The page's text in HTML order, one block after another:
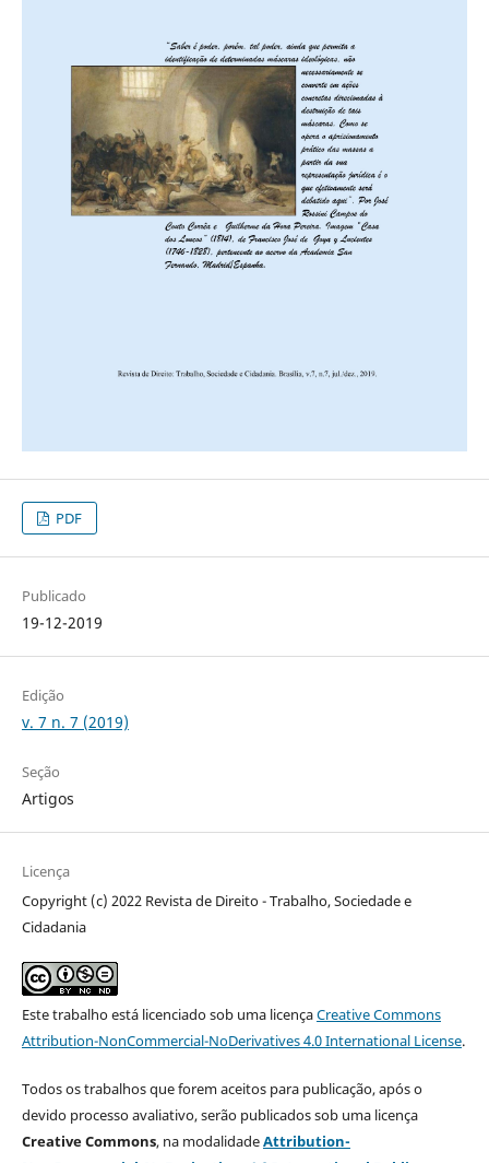
PDF
Publicado
19-12-2019
Edição
v. 7 n. 7 (2019)
Seção
Artigos
Licença
Copyright (c) 2022 Revista de Direito - Trabalho, Sociedade e
Cidadania
Este trabalho está licenciado sob uma licençaCreative Commons
Attribution-NonCommercial-NoDerivatives 4.0 International License.
Todos os trabalhos que forem aceitos para publicação, após o
devido processo avaliativo, serão publicados sob uma licença
Creative Commons, na modalidadeAttribution-